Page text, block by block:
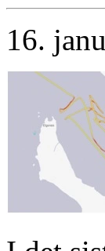
16.